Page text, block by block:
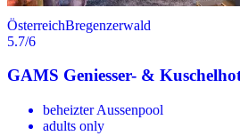
ÖsterreichBregenzerwald
5.7/6
GAMS Geniesser- &
beheizter Aussenpool
adults only